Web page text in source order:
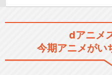
シリーズ／関連のアニメ作品
dアニメ
今期アニメがい